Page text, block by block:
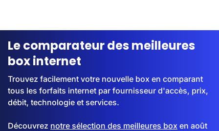
Streaming
Le comparateur des meilleures
box internet
Trouvez facilement votre nouvelle box en comparant
tous les forfaits internet par fournisseur d'accès, prix,
débit, technologie et services.
Découvrez notre sélection des meilleures box en août